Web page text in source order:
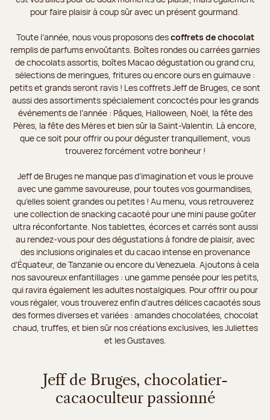
pour faire plaisir à coup sûr avec un présent gourmand.
Toute l’année, nous vous proposons descoffrets de chocolat
remplis de parfums envoûtants. Boîtes rondes ou carrées garnies
de chocolats assortis, boîtes Macao dégustation ou grand cru,
sélections de meringues, fritures ou encore ours en guimauve :
petits et grands seront ravis ! Les coffrets Jeff de Bruges, ce sont
aussi des assortiments spécialement concoctés pour les grands
événements de l’année : Pâques, Halloween, Noël, la fête des
Pères, la fête des Mères et bien sûr la Saint-Valentin. Là encore,
que ce soit pour offrir ou pour déguster tranquillement, vous
trouverez forcément votre bonheur !
Jeff de Bruges ne manque pas d’imagination et vous le prouve
avec une gamme savoureuse, pour toutes vos gourmandises,
qu’elles soient grandes ou petites ! Au menu, vous retrouverez
une collection de snacking cacaoté pour une mini pause goûter
ultra réconfortante. Nos tablettes, écorces et carrés sont aussi
au rendez-vous pour des dégustations à fondre de plaisir, avec
des inclusions originales et du cacao intense en provenance
d’Équateur, de Tanzanie ou encore du Venezuela. Ajoutons à cela
nos savoureux enfantillages : une gamme pensée pour les petits,
qui ravira également les adultes nostalgiques. Pour offrir ou pour
vous régaler, vous trouverez enfin d’autres délices cacaotés sous
des formes diverses et variées : amandes chocolatées, chocolat
chaud, truffes, et bien sûr nos créations exclusives, les Juliettes
et les Gustaves.
Jeff de Bruges, chocolatier-
cacaoculteur passionné